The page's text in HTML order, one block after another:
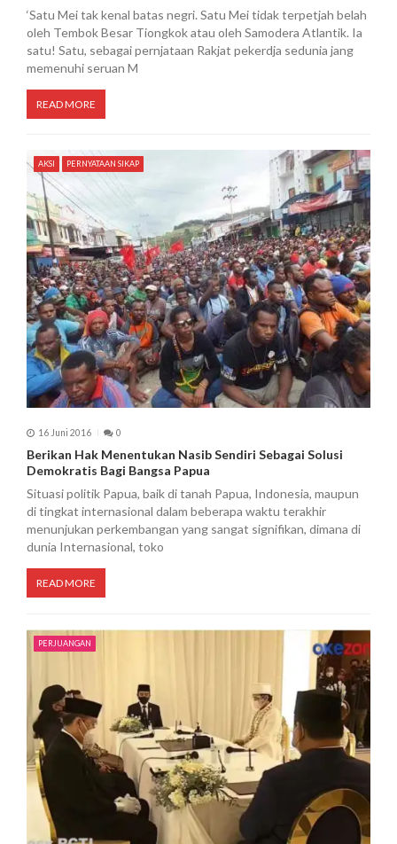
‘Satu Mei tak kenal batas negri. Satu Mei tidak terpetjah belah
oleh Tembok Besar Tiongkok atau oleh Samodera Atlantik. Ia
satu! Satu, sebagai pernjataan Rakjat pekerdja sedunia jang
memenuhi seruan M
READ MORE
AKSI PERNYATAAN SIKAP
16 Juni 2016 0
Berikan Hak Menentukan Nasib Sendiri Sebagai Solusi
Demokratis Bagi Bangsa Papua
Situasi politik Papua, baik di tanah Papua, Indonesia, maupun
di tingkat internasional dalam beberapa waktu terakhir
menunjukan perkembangan yang sangat signifikan, dimana di
dunia Internasional, toko
READ MORE
PERJUANGAN